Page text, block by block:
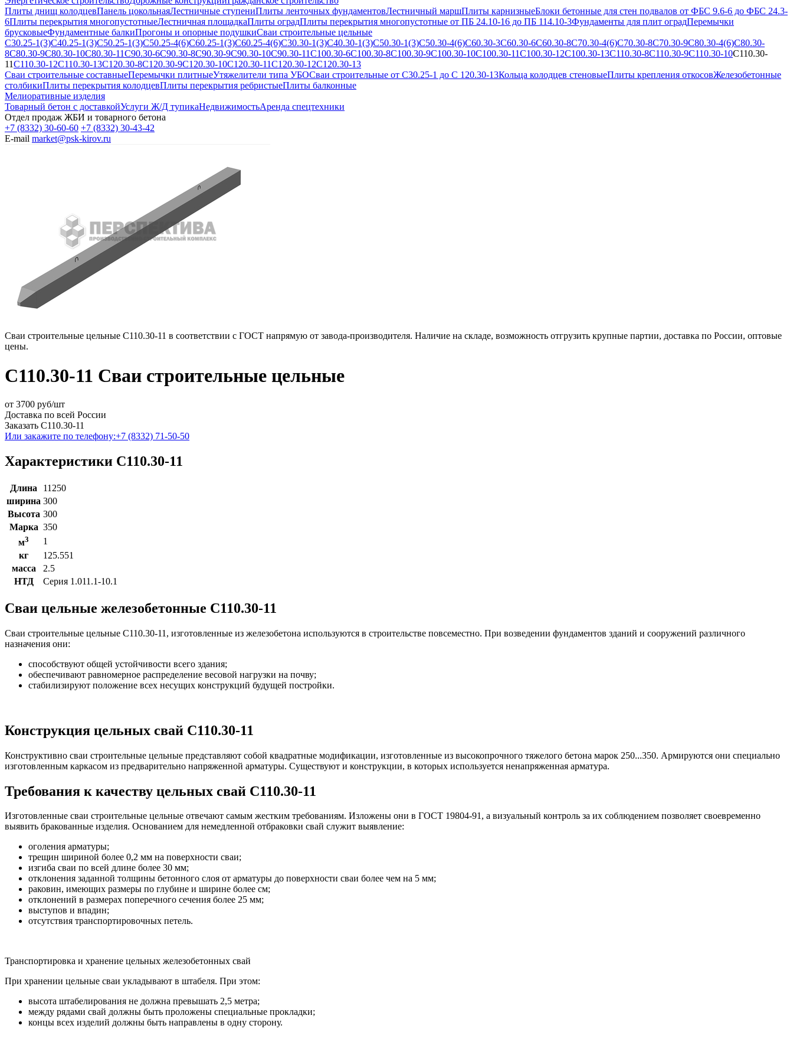
Плиты днищ колодцевПанель цокольнаяЛестничные ступениПлиты ленточных фундаментовЛестничный маршПлиты карнизныеБлоки бетонные для стен подвалов от ФБС 9.6-6 до ФБС 24.3-
6Плиты перекрытия многопустотныеЛестничная площадкаПлиты оградПлиты перекрытия многопустотные от ПБ 24.10-16 до ПБ 114.10-3Фундаменты для плит оградПеремычки
брусковыеФундаментные балкиПрогоны и опорные подушкиСваи строительные цельные
С30.25-1(3)С40.25-1(3)С50.25-1(3)С50.25-4(6)С60.25-1(3)С60.25-4(6)С30.30-1(3)С40.30-1(3)С50.30-1(3)С50.30-4(6)С60.30-3С60.30-6С60.30-8С70.30-4(6)С70.30-8С70.30-9С80.30-4(6)С80.30-
8С80.30-9С80.30-10С80.30-11С90.30-6С90.30-8С90.30-9С90.30-10С90.30-11С100.30-6С100.30-8С100.30-9С100.30-10С100.30-11С100.30-12С100.30-13С110.30-8С110.30-9С110.30-10С110.30-
11С110.30-12С110.30-13С120.30-8С120.30-9С120.30-10С120.30-11С120.30-12С120.30-13
Сваи строительные составныеПеремычки плитныеУтяжелители типа УБОСваи строительные от С30.25-1 до С 120.30-13Кольца колодцев стеновыеПлиты крепления откосовЖелезобетонные
столбикиПлиты перекрытия колодцевПлиты перекрытия ребристыеПлиты балконные
Мелиоративные изделия
Товарный бетон с доставкойУслуги Ж/Д тупикаНедвижимостьАренда спецтехники
Отдел продаж ЖБИ и товарного бетона
+7 (8332) 30-60-60 +7 (8332) 30-43-42
E-mail market@psk-kirov.ru
Сваи строительные цельные С110.30-11 в соответствии с ГОСТ напрямую от завода-производителя. Наличие на складе, возможность отгрузить крупные партии, доставка по России, оптовые
цены.
С110.30-11 Сваи строительные цельные
от 3700 руб/шт
Доставка по всей России
Заказать С110.30-11
Или закажите по телефону:+7 (8332) 71-50-50
Характеристики С110.30-11
Длина
11250
ширина 300
Высота 300
Марка 350
м3
1
кг
125.551
масса
2.5
НТД
Серия 1.011.1-10.1
Сваи цельные железобетонные С110.30-11
Сваи строительные цельные С110.30-11, изготовленные из железобетона используются в строительстве повсеместно. При возведении фундаментов зданий и сооружений различного
назначения они:
способствуют общей устойчивости всего здания;
обеспечивают равномерное распределение весовой нагрузки на почву;
стабилизируют положение всех несущих конструкций будущей постройки.
Конструкция цельных свай С110.30-11
Конструктивно сваи строительные цельные представляют собой квадратные модификации, изготовленные из высокопрочного тяжелого бетона марок 250...350. Армируются они специально
изготовленным каркасом из предварительно напряженной арматуры. Существуют и конструкции, в которых используется ненапряженная арматура.
Требования к качеству цельных свай С110.30-11
Изготовленные сваи строительные цельные отвечают самым жестким требованиям. Изложены они в ГОСТ 19804-91, а визуальный контроль за их соблюдением позволяет своевременно
выявить бракованные изделия. Основанием для немедленной отбраковки свай служит выявление:
оголения арматуры;
трещин шириной более 0,2 мм на поверхности сваи;
изгиба сваи по всей длине более 30 мм;
отклонения заданной толщины бетонного слоя от арматуры до поверхности сваи более чем на 5 мм;
раковин, имеющих размеры по глубине и ширине более см;
отклонений в размерах поперечного сечения более 25 мм;
выступов и впадин;
отсутствия транспортировочных петель.
Транспортировка и хранение цельных железобетонных свай
При хранении цельные сваи укладывают в штабеля. При этом:
высота штабелирования не должна превышать 2,5 метра;
между рядами свай должны быть проложены специальные прокладки;
концы всех изделий должны быть направлены в одну сторону.